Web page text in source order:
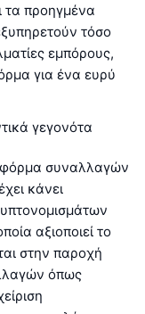
τα προηγμένα
τόσο
εμπόρους,
για ένα ευρύ
γεγονότα
συναλλαγών
κάνει
αξιοποιεί το
στην παροχή
όπως